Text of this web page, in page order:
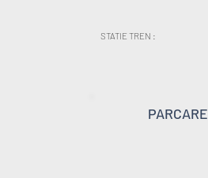
STATIE TREN :
PARCARE